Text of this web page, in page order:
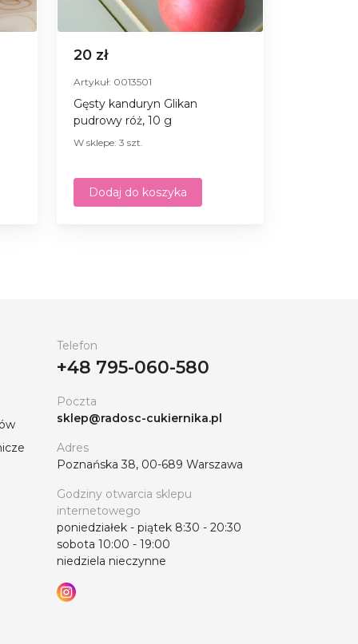
20 zł
Artykuł: 0013501
Gęsty kanduryn Glikan
pudrowy róż, 10 g
W sklepe: 3 szt.
Dodaj do koszyka
Telefon
+48 795-060-580
Poczta
sklep@radosc-cukiernika.pl
Adres
Poznańska 38, 00-689 Warszawa
Godziny otwarcia sklepu
internetowego
poniedziałek - piątek 8:30 - 20:30
sobota 10:00 - 19:00
niedziela nieczynne